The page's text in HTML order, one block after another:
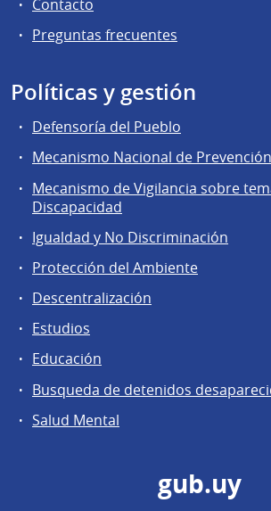
Contacto
Preguntas frecuentes
Políticas y gestión
Defensoría del Pueblo
Mecanismo Nacional de Prevención
Mecanismo de Vigilancia sobre
Discapacidad
Igualdad y No Discriminación
Protección del Ambiente
Descentralización
Estudios
Educación
Busqueda de detenidos
Salud Mental
gub.uy